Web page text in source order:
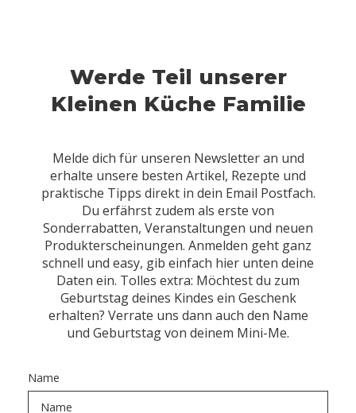
Werde Teil unserer
Kleinen Küche Familie
Melde dich für unseren Newsletter an und
erhalte unsere besten Artikel, Rezepte und
praktische Tipps direkt in dein Email Postfach.
Du erfährst zudem als erste von
Sonderrabatten, Veranstaltungen und neuen
Produkterscheinungen. Anmelden geht ganz
schnell und easy, gib einfach hier unten deine
Daten ein. Tolles extra: Möchtest du zum
Geburtstag deines Kindes ein Geschenk
erhalten? Verrate uns dann auch den Name
und Geburtstag von deinem Mini-Me.
Name